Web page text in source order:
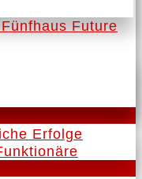
Future
Erfolge